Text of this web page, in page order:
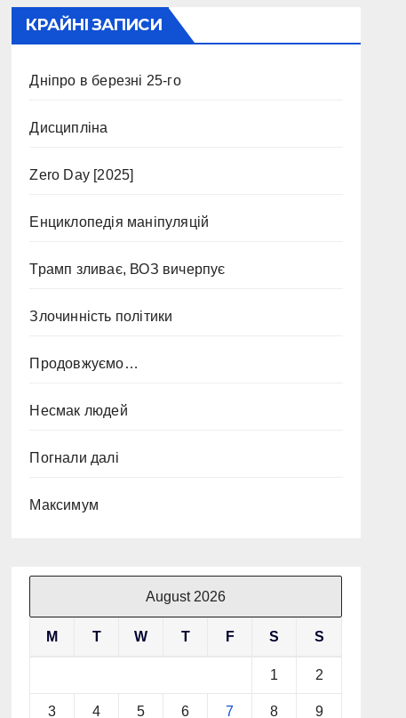
КРАЙНІ ЗАПИСИ
Дніпро в березні 25-го
Дисципліна
Zero Day [2025]
Енциклопедія маніпуляцій
Трамп зливає, ВОЗ вичерпує
Злочинність політики
Продовжуємо…
Несмак людей
Погнали далі
Максимум
August 2026
M T W T F S S
1 2
3 4 5 6 7 8 9